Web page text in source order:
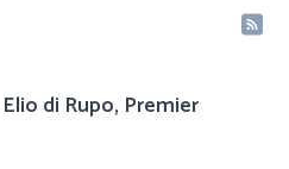
di Rupo, Premier